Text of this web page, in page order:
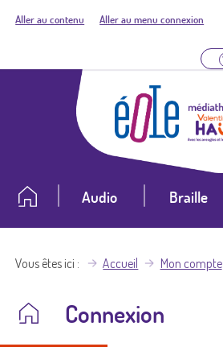
Aller au contenu Aller au menu connexion
Audio Braille
Vous êtes ici Accueil Mon compte
Connexion